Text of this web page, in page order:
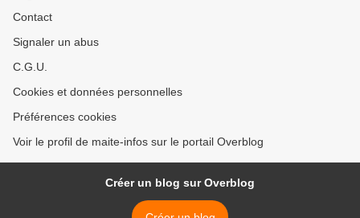
Contact
Signaler un abus
C.G.U.
Cookies et données personnelles
Préférences cookies
Voir le profil de maite-infos sur le portail Overblog
Créer un blog sur Overblog